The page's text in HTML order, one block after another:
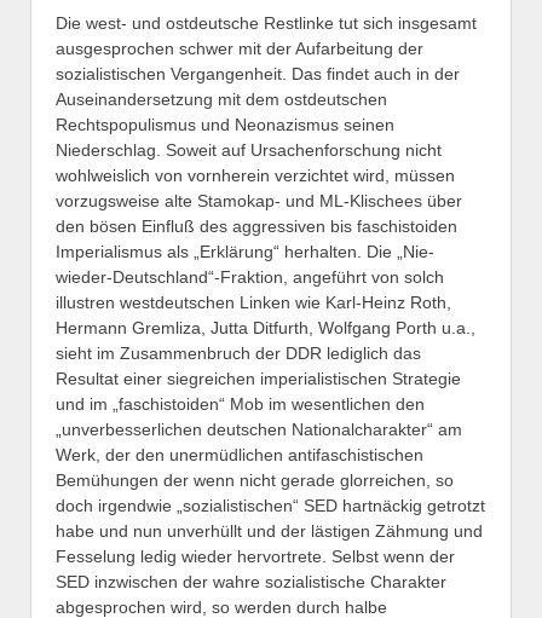
Die west- und ostdeutsche Restlinke tut sich insgesamt
ausgesprochen schwer mit der Aufarbeitung der
sozialistischen Vergangenheit. Das findet auch in der
Auseinandersetzung mit dem ostdeutschen
Rechtspopulismus und Neonazismus seinen
Niederschlag. Soweit auf Ursachenforschung nicht
wohlweislich von vornherein verzichtet wird, müssen
vorzugsweise alte Stamokap- und ML-Klischees über
den bösen Einfluß des aggressiven bis faschistoiden
Imperialismus als „Erklärung“ herhalten. Die „Nie-
wieder-Deutschland“-Fraktion, angeführt von solch
illustren westdeutschen Linken wie Karl-Heinz Roth,
Hermann Gremliza, Jutta Ditfurth, Wolfgang Porth u.a.,
sieht im Zusammenbruch der DDR lediglich das
Resultat einer siegreichen imperialistischen Strategie
und im „faschistoiden“ Mob im wesentlichen den
„unverbesserlichen deutschen Nationalcharakter“ am
Werk, der den unermüdlichen antifaschistischen
Bemühungen der wenn nicht gerade glorreichen, so
doch irgendwie „sozialistischen“ SED hartnäckig getrotzt
habe und nun unverhüllt und der lästigen Zähmung und
Fesselung ledig wieder hervortrete. Selbst wenn der
SED inzwischen der wahre sozialistische Charakter
abgesprochen wird, so werden durch halbe